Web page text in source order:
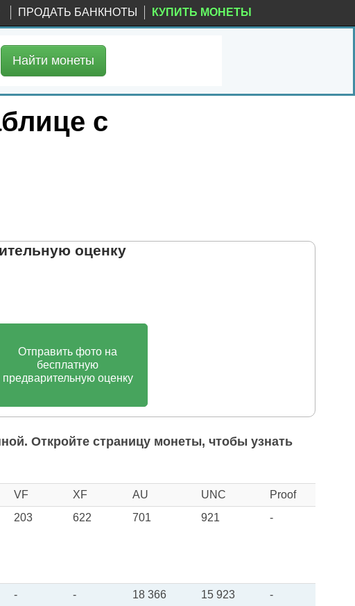
ПРОДАТЬ БАНКНОТЫ КУПИТЬ МОНЕТЫ
Найти монеты
с
оценку
Отправить фото на
бесплатную
предварительную оценку
Откройте страницу монеты, чтобы узнать
VF XF AU UNC
Proof
203 622 701 921 -
- - 18 366 15 923 -